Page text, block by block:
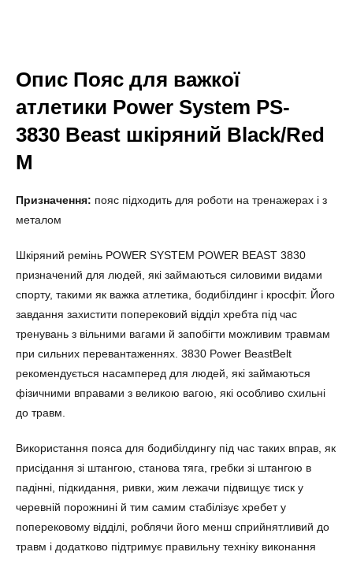
Опис Пояс для важкої
атлетики Power System PS-
3830 Beast шкіряний Black/Red
M
Призначення: пояс підходить для роботи на тренажерах і з
металом
Шкіряний ремінь POWER SYSTEM POWER BEAST 3830
призначений для людей, які займаються силовими видами
спорту, такими як важка атлетика, бодибілдинг і кросфіт. Його
завдання захистити поперековий відділ хребта під час
тренувань з вільними вагами й запобігти можливим травмам
при сильних перевантаженнях. 3830 Power BeastBelt
рекомендується насамперед для людей, які займаються
фізичними вправами з великою вагою, які особливо схильні
до травм.
Використання пояса для бодибілдингу під час таких вправ, як
присідання зі штангою, станова тяга, гребки зі штангою в
падінні, підкидання, ривки, жим лежачи підвищує тиск у
черевній порожнині й тим самим стабілізує хребет у
поперековому відділі, роблячи його менш сприйнятливий до
травм і додатково підтримує правильну техніку виконання